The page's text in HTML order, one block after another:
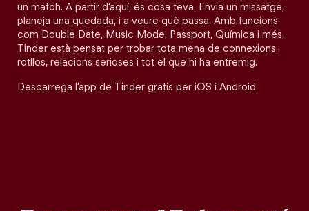
un match. A partir d’aquí, és cosa teva. Envia un missatge,
planeja una quedada, i a veure què passa. Amb funcions
com Double Date, Music Mode, Passport, Química i més,
Tinder està pensat per trobar tota mena de connexions:
rotllos, relacions serioses i tot el que hi ha entremig.
Descarrega l'app de Tinder gratis per iOS i Android.